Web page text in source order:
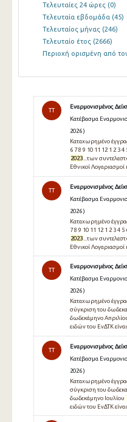
Τελευταίες 24 ώρες (0)
Τελευταία εβδομάδα (45)
Τελευταίος μήνας (246)
Τελευταίο έτος (2666)
Περιοχή ορισμένη από
TT
Εναρμονισμένος
Κατέβασμα
2026 )
Καταχωρημένο
6 7 8 9 10 11 12 1 2 3 4
2023...των
Εθνικοί Λογαριασμοί
TT
Εναρμονισμένος
Κατέβασμα
2026 )
Καταχωρημένο
7 8 9 10 11 12 1 2 3 4 5
2023...των
Εθνικοί Λογαριασμοί
TT
Εναρμονισμένος
Κατέβασμα
2026 )
Καταχωρημένο
σύγκριση του
δωδεκάμηνο
ειδών του ΕνΔΤΚ
TT
Εναρμονισμένος
Κατέβασμα
2026 )
Καταχωρημένο
σύγκριση του
δωδεκάμηνο Ιουλίου
ειδών του ΕνΔΤΚ είναι